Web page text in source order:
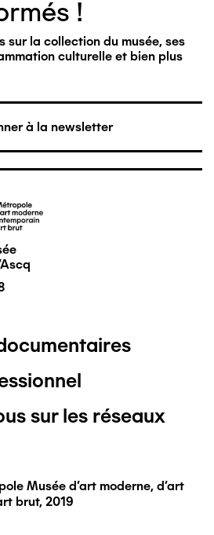
!
sur la collection du musée, ses
culturelle et bien plus
à la newsletter
sur les réseaux
Musée d'art moderne, d'art
brut, 2019